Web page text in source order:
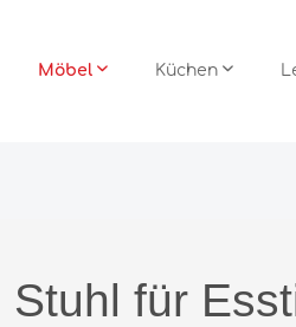
Küchen
Küchen
Stuhl für